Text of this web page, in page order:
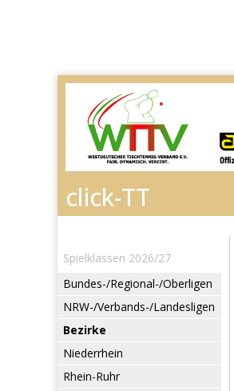
Spielklassen 2026/27
Bundes-/Regional-/Oberligen
NRW-/Verbands-/Landesligen
Bezirke
Niederrhein
Rhein-Ruhr